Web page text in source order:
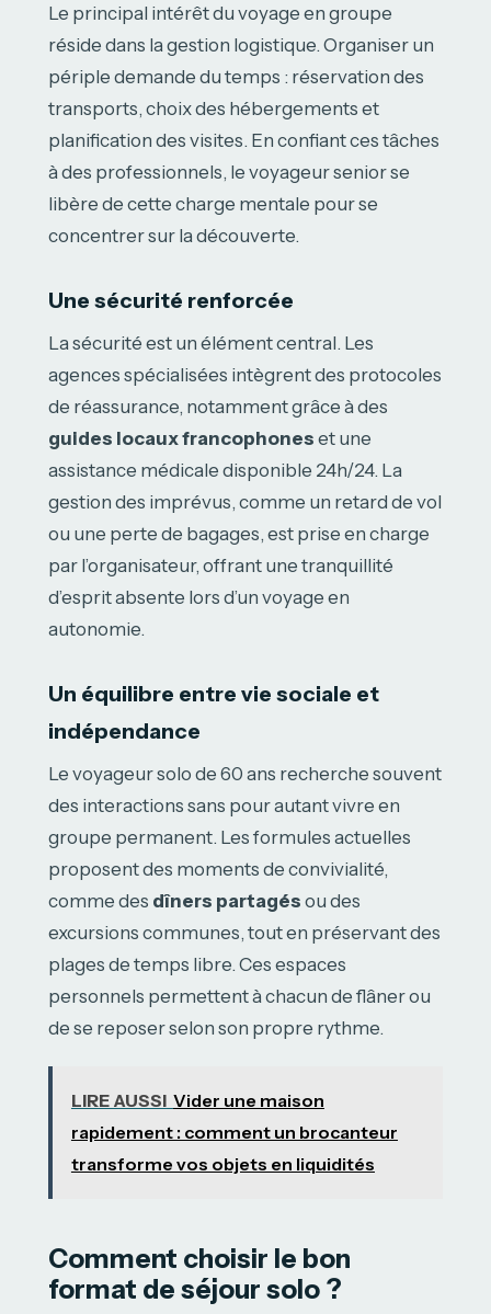
Le principal intérêt du voyage en groupe
réside dans la gestion logistique. Organiser un
périple demande du temps : réservation des
transports, choix des hébergements et
planification des visites. En confiant ces tâches
à des professionnels, le voyageur senior se
libère de cette charge mentale pour se
concentrer sur la découverte.
Une sécurité renforcée
La sécurité est un élément central. Les
agences spécialisées intègrent des protocoles
de réassurance, notamment grâce à des
guides locaux francophones et une
assistance médicale disponible 24h/24. La
gestion des imprévus, comme un retard de vol
ou une perte de bagages, est prise en charge
par l’organisateur, offrant une tranquillité
d’esprit absente lors d’un voyage en
autonomie.
Un équilibre entre vie sociale et
indépendance
Le voyageur solo de 60 ans recherche souvent
des interactions sans pour autant vivre en
groupe permanent. Les formules actuelles
proposent des moments de convivialité,
comme des dîners partagés ou des
excursions communes, tout en préservant des
plages de temps libre. Ces espaces
personnels permettent à chacun de flâner ou
de se reposer selon son propre rythme.
LIRE AUSSI Vider une maison
rapidement : comment un brocanteur
transforme vos objets en liquidités
Comment choisir le bon
format de séjour solo ?